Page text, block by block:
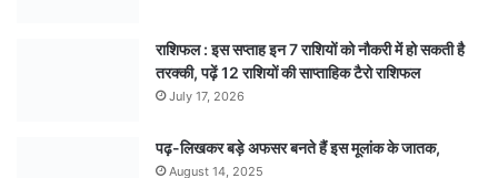
राशिफल : इस सप्ताह इन 7 राशियों को नौकरी में हो सकती है
तरक्की, पढ़ें 12 राशियों की साप्ताहिक टैरो राशिफल
July 17, 2026
पढ़-लिखकर बड़े अफसर बनते हैं इस मूलांक के जातक,
August 14, 2025